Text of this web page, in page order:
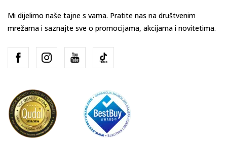
Mi dijelimo naše tajne s vama. Pratite nas na društvenim
mrežama i saznajte sve o promocijama, akcijama i novitetima.